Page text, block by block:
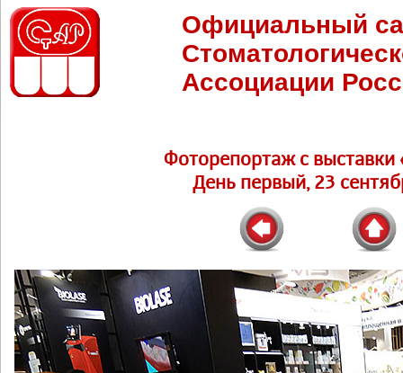
Официальный
Ассоциации
Фоторепортаж c выставки
День первый, 23